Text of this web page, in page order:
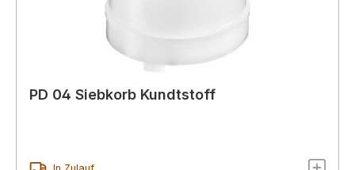
PD 04 Siebkorb Kundtstoff